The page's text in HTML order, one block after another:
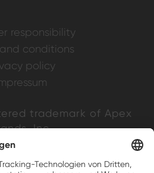
responsibility
and conditions
policy
trademark of Apex
Inc.